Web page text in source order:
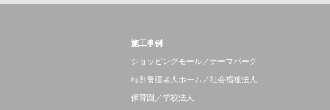
施工事例
ショッピングモール／テーマパーク
特別養護老人ホーム／社会福祉法人
保育園／学校法人